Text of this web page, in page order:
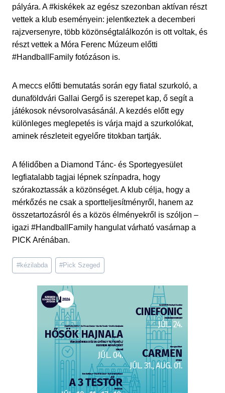
pályára. A #kiskékek az egész szezonban aktívan részt
vettek a klub eseményein: jelentkeztek a decemberi
rajzversenyre, több közönségtalálkozón is ott voltak, és
részt vettek a Móra Ferenc Múzeum előtti
#HandballFamily fotózáson is.
A meccs előtti bemutatás során egy fiatal szurkoló, a
dunaföldvári Gallai Gergő is szerepet kap, ő segít a
játékosok névsorolvasásánál. A kezdés előtt egy
különleges meglepetés is várja majd a szurkolókat,
aminek részleteit egyelőre titokban tartják.
A félidőben a Diamond Tánc- és Sportegyesület
legfiatalabb tagjai lépnek színpadra, hogy
szórakoztassák a közönséget. A klub célja, hogy a
mérkőzés ne csak a sportteljesítményről, hanem az
összetartozásról és a közös élményekről is szóljon –
igazi #HandballFamily hangulat várható vasárnap a
PICK Arénában.
Post
Tags:
#kézilabda #Pick Szeged